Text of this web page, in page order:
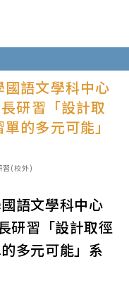
語文學科中心
研習「設計取
的多元可能」
習(校外)
語文學科中心
研習「設計取徑
多元可能」系